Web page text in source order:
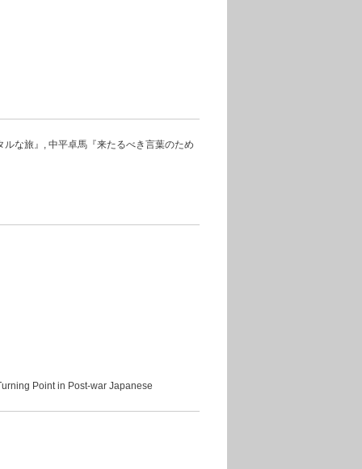
な旅』, 中平卓馬『来たるべき言葉のため
Point in Post-war Japanese